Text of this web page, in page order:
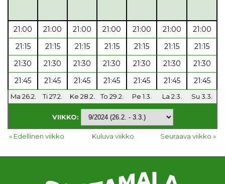
21:00 21:00 21:00 21:00 21:00 21:00
21:00
21:15
21:15 21:15 21:15 21:15 21:15
21:15
21:30
21:30 21:30 21:30 21:30 21:30
21:30
21:45
21:45 21:45 21:45 21:45 21:45 21:45
Ma 26.2. Ti 27.2. Ke 28.2. To 29.2. Pe 1.3. La 2.3. Su 3.3.
VIIKKO:
« Edellinen viikko Kuluva viikko Seuraava viikko »